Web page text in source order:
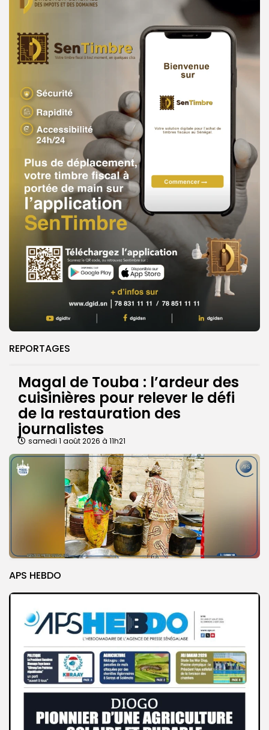
REPORTAGES
Magal de Touba : l’ardeur des
cuisinières pour relever le défi
de la restauration des
journalistes
samedi 1 août 2026 à 11h21
APS HEBDO